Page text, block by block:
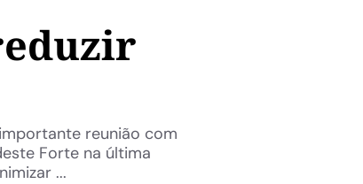
reunião com
Forte na última
...